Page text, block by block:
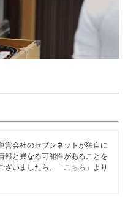
営会社のセブンネットが独自に
報と異なる可能性があることを
ざいましたら、「 こちら 」より